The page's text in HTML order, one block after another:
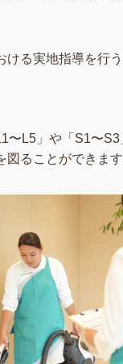
ける実地指導を行
L5」や「S1〜
ることができます